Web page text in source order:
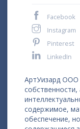
Facebook
Instagram
Pinterest
LinkedIn
АртУизард ООО
собственности,
содержимое,
обеспечение,